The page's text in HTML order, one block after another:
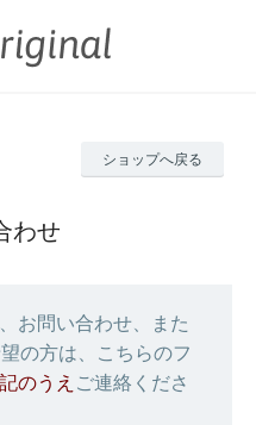
ショップへ戻る
わせ
お問い合わせ、また
の方は、こちらのフ
のうえ ご連絡くださ